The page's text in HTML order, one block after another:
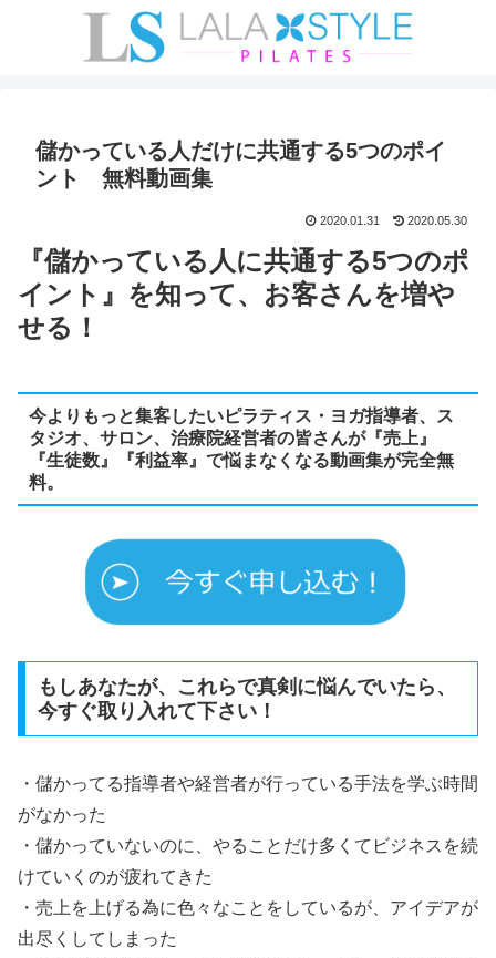
儲かっている人だけに共通する5つのポイ
ント 無料動画集
2020.01.31 2020.05.30
『儲かっている人に共通する5つのポ
イント』を知って、お客さんを増や
せる！
今よりもっと集客したいピラティス・ヨガ指導者、ス
タジオ、サロン、治療院経営者の皆さんが『売上』
『生徒数』『利益率』で悩まなくなる動画集が完全無
料。
もしあなたが、これらで真剣に悩んでいたら、
今すぐ取り入れて下さい！
・儲かってる指導者や経営者が行っている手法を学ぶ時間
がなかった
・儲かっていないのに、やることだけ多くてビジネスを続
けていくのが疲れてきた
・売上を上げる為に色々なことをしているが、アイデアが
出尽くしてしまった